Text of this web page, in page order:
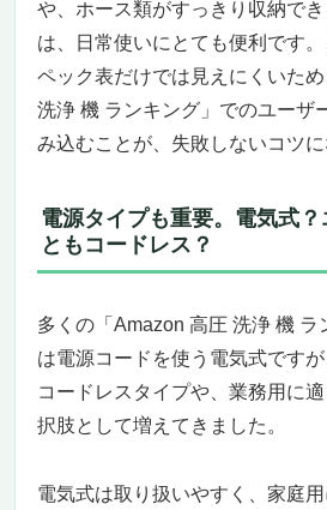
Simpson Megashot
で“汚れ”にケリをつける、
ンスター
家まわりの頑固な汚れに
プロ仕様の高圧洗浄を“自
どんな人におすすめ？逆
ちょっと向かないかも
スパ”の理由
最強スペックで圧倒的な洗
DECOKTOOL 壁取り付け式
仕様のパワーを自宅で体感
「Amazon 高圧 洗浄 機 ラ
壁掛け式で省スペース＆
や、ホース類がすっきり収納で
は、日常使いにとても便利です
ペック表だけでは見えにくいた
洗浄 機 ランキング」でのユーザ
み込むことが、失敗しないコツに
電源タイプも重要。電気式
ともコードレス？
多くの「Amazon 高圧 洗浄 機 ラ
は電源コードを使う電気式です
コードレスタイプや、業務用に
択肢として増えてきました。
電気式は取り扱いやすく、家庭